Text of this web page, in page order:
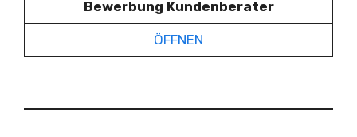
Bewerbung Kundenberater
ÖFFNEN